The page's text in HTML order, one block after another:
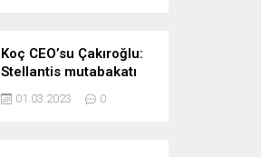
Koç CEO’su Çakıroğlu:
Stellantis mutabakatı
Tofaş’ı kıymetli bir
noktaya taşıyor
01.03.2023 0